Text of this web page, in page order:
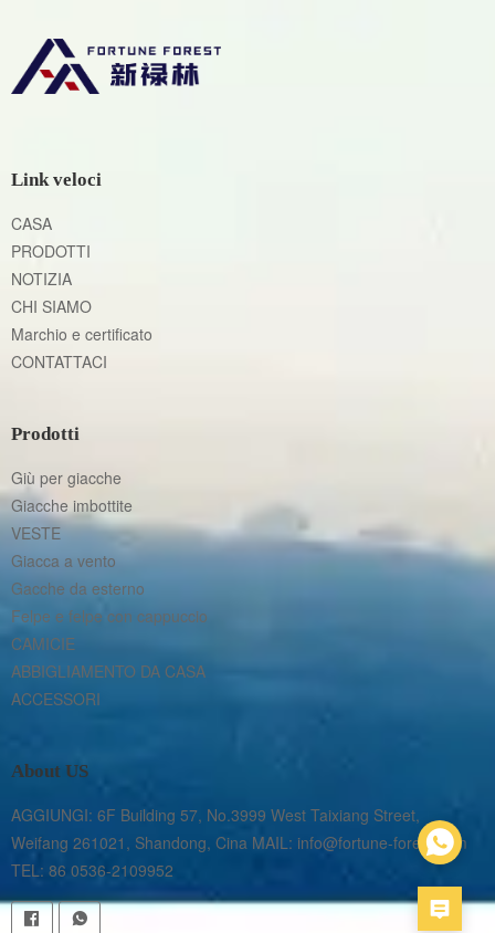
Link veloci
CASA
PRODOTTI
NOTIZIA
CHI SIAMO
Marchio e certificato
CONTATTACI
Prodotti
Giù per giacche
Giacche imbottite
VESTE
Giacca a vento
Gacche da esterno
Felpe e felpe con cappuccio
CAMICIE
ABBIGLIAMENTO DA CASA
ACCESSORI
About US
AGGIUNGI: 6F Building 57, No.3999 West Taixiang Street,
Weifang 261021, Shandong, Cina MAIL: info@fortune-forest.com
TEL: 86 0536-2109952